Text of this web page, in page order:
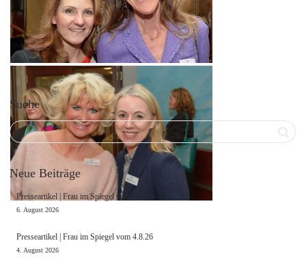
Suche
Neue Beiträge
Presseartikel | Frau im Spiegel vom 5.8.26
6. August 2026
Presseartikel | Frau im Spiegel vom 4.8.26
4. August 2026